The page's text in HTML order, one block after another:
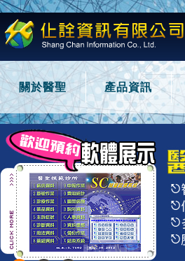
關於醫聖 產品資訊